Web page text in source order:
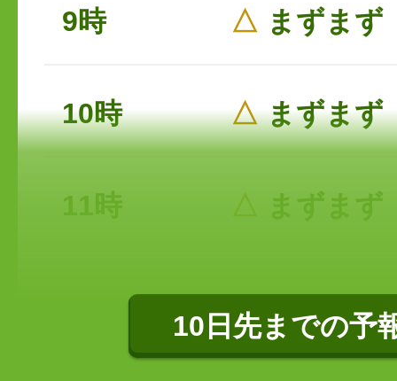
9時 △ まずまず
10時 △まずまず
11時 △ まずまず
10日先までの予